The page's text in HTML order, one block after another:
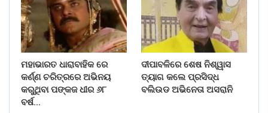
ମହାଭାରତ ଧାରାବାହିକ ରେ
କର୍ଣ୍ଣ ଚରିତ୍ରରେ ଅଭିନୟ
କରୁଥିବା ପଙ୍କଜ ଧୀର ୬୮
ବର୍ଷ…
ଦୀପାବଳିରେ ଶେଷ ନିଶ୍ୱାସ
ତ୍ୟାଗ କଲେ ପ୍ରସିଦ୍ଧ
ବଲିଉଡ ଅଭିନେତା ଅସରାନି